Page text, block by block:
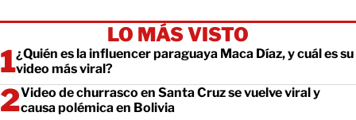
LO MÁS VISTO
¿Quién es la influencer paraguaya Maca Díaz, y cuál es su
video más viral?
Video de churrasco en Santa Cruz se vuelve viral y
causa polémica en Bolivia